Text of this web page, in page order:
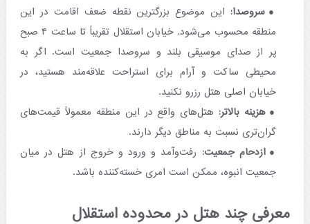
سر‌و‌صدا: این موضوع بزرگترین نقطه ضعف اقامت در این
منطقه محسوب می‌شود. خیابان استقلال تقریباً تا ساعت ۴ صبح
پر از صدای موسیقی بلند و سروصدا جمعیت است. اگر به
محیطی ساکت و آرام برای استراحت علاقه‌مند هستید، در
خیابان اصلی هتل رزرو نکنید.
هزینه بالاتر: هتل‌های واقع در این منطقه معمولاً قیمت‌های
گران‌تری نسبت به مناطق دیگر دارند.
ازدحام جمعیت: رفت‌وآمد و ورود و خروج از هتل در میان
جمعیت انبوه، ممکن است امری خسته‌کننده باشد.
معرفی چند هتل در محدوده استقلال